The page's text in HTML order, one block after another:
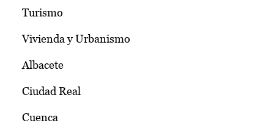
Turismo
Vivienda y Urbanismo
Albacete
Ciudad Real
Cuenca